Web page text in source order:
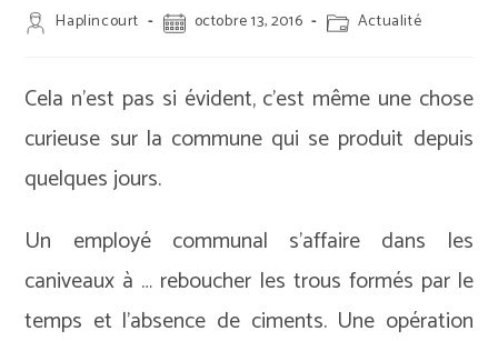
Auteur/autrice
de
Haplincourt
Publication
publiée :
octobre 13, 2016
Post Actualité
Cela n’est pas si évident, c’est même une chose
curieuse sur la commune qui se produit depuis
quelques jours.
Un employé communal s’affaire dans les
caniveaux à … reboucher les trous formés par le
temps et l’absence de ciments. Une opération